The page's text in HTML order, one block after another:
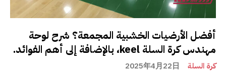
أفضل الأرضيات الخشبية المجمعة؟ شرح لوحة
مهندس كرة السلة keel، بالإضافة إلى أهم الفوائد.
كرة السلة 2025年4月22日